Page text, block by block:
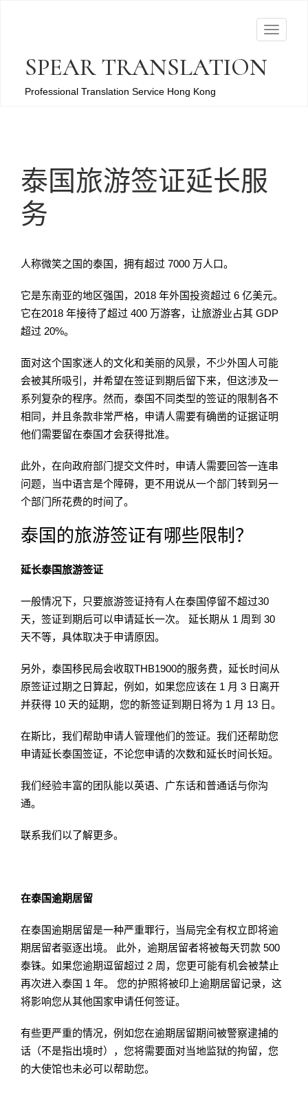
T
n
SPEAR TRANSLATION
Professional Translation Service Hong Kong
泰国旅游签证延长服
务
人称微笑之国的泰国，拥有超过 7000 万人口。
它是东南亚的地区强国，2018 年外国投资超过 6 亿美元。
它在2018 年接待了超过 400 万游客，让旅游业占其 GDP
超过 20%。
面对这个国家迷人的文化和美丽的风景，不少外国人可能
会被其所吸引，并希望在签证到期后留下来，但这涉及一
系列复杂的程序。然而，泰国不同类型的签证的限制各不
相同，并且条款非常严格，申请人需要有确凿的证据证明
他们需要留在泰国才会获得批准。
此外，在向政府部门提交文件时，申请人需要回答一连串
问题，当中语言是个障碍，更不用说从一个部门转到另一
个部门所花费的时间了。
泰国的旅游签证有哪些限制？
延长泰国旅游签证
一般情况下，只要旅游签证持有人在泰国停留不超过30
天，签证到期后可以申请延长一次。 延长期从 1 周到 30
天不等，具体取决于申请原因。
另外，泰国移民局会收取THB1900的服务费，延长时间从
原签证过期之日算起，例如，如果您应该在 1 月 3 日离开
并获得 10 天的延期，您的新签证到期日将为 1 月 13 日。
在斯比，我们帮助申请人管理他们的签证。我们还帮助您
申请延长泰国签证，不论您申请的次数和延长时间长短。
我们经验丰富的团队能以英语、广东话和普通话与你沟
通。
联系我们以了解更多。
在泰国逾期居留
在泰国逾期居留是一种严重罪行，当局完全有权立即将逾
期居留者驱逐出境。 此外，逾期居留者将被每天罚款 500
泰铢。如果您逾期逗留超过 2 周，您更可能有机会被禁止
再次进入泰国 1 年。 您的护照将被印上逾期居留记录，这
将影响您从其他国家申请任何签证。
有些更严重的情况，例如您在逾期居留期间被警察逮捕的
话（不是指出境时），您将需要面对当地监狱的拘留，您
的大使馆也未必可以帮助您。